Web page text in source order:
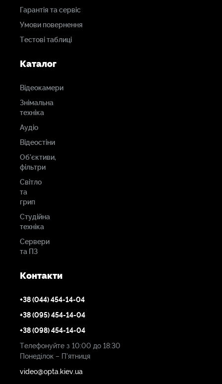
Гарантія та сервіс
Умови повернення
Тестові таблиці
Каталог
Відеокамери
Знімальна
техніка
Аудіо
Відеостіни
Об'єктиви,
фільтри
Світло
та
грип
Студійна
техніка
Сервери
та ПЗ
Контакти
+38 (044) 454-14-04
+38 (095) 454-14-04
+38 (098) 454-14-04
Телефонуйте з 10:00 до 18:30
Понеділок – П'ятниця
video@opta.kiev.ua